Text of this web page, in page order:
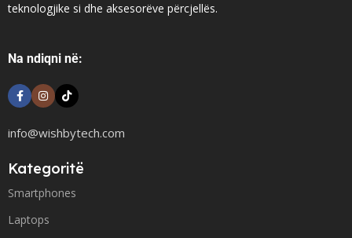
teknologjike si dhe aksesorëve përcjellës.
Na ndiqni në:
info@wishbytech.com
Kategoritë
Smartphones
Laptops